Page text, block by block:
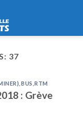
37
BUS ,RTM
: Grève